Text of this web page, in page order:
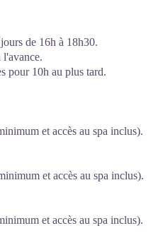
de 16h à 18h30.
l'avance.
pour 10h au plus tard.
et accès au spa inclus).
et accès au spa inclus).
et accès au spa inclus).